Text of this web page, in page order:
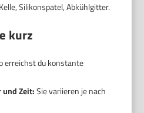
Silikonspatel, Abkühlgitter.
kurz
erreichst du konstante
und Zeit:Sie variieren je nach